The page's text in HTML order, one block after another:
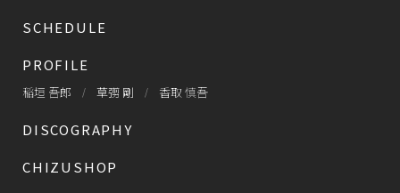
SCHEDULE
PROFILE
稲垣 吾郎 草彅 剛 香取 慎吾
DISCOGRAPHY
CHIZUSHOP